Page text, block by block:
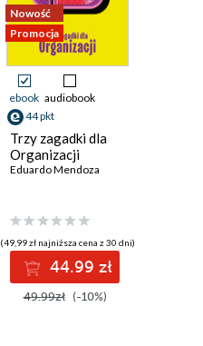
Nowość
Promocja
ebook audiobook
44 pkt
Trzy zagadki dla
Organizacji
Eduardo Mendoza
(49,99 zł najniższa cena z 30 dni)
44.99 zł
49.99zł (-10%)